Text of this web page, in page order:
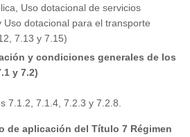
Uso dotacional de servicios
Uso dotacional para el transporte
7.13 y 7.15)
y condiciones generales de los
y 7.2)
7.1.2, 7.1.4, 7.2.3 y 7.2.8.
de aplicación del Título 7 Régimen